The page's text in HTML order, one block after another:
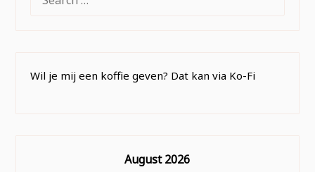
FOR:
Wil je mij een koffie geven? Dat kan via Ko-Fi
August 2026